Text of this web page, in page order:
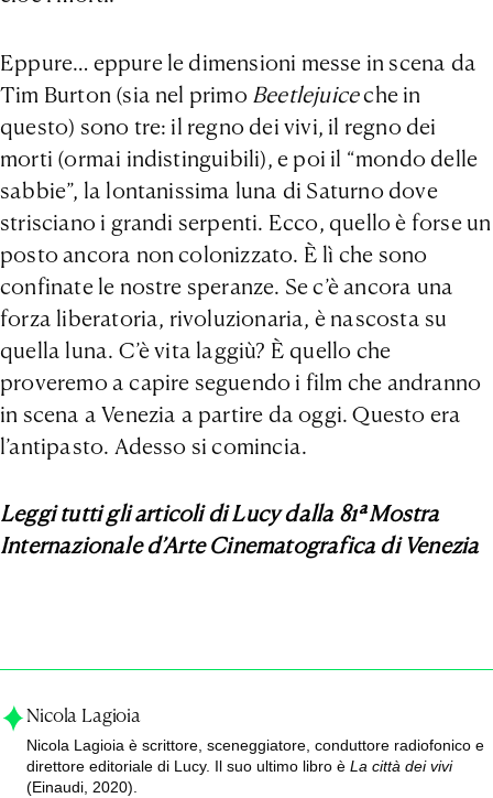
Eppure… eppure le dimensioni messe in scena da
Tim Burton (sia nel primo Beetlejuiceche in
questo) sono tre: il regno dei vivi, il regno dei
morti (ormai indistinguibili), e poi il “mondo delle
sabbie”, la lontanissima luna di Saturno dove
strisciano i grandi serpenti. Ecco, quello è forse un
posto ancora non colonizzato. È lì che sono
confinate le nostre speranze. Se c’è ancora una
forza liberatoria, rivoluzionaria, è nascosta su
quella luna. C’è vita laggiù? È quello che
proveremo a capire seguendo i film che andranno
in scena a Venezia a partire da oggi. Questo era
l’antipasto. Adesso si comincia.
Leggi tutti gli articoli di Lucy dalla 81ª Mostra
Internazionale d’Arte Cinematografica di Venezia
Nicola Lagioia
Nicola Lagioia è scrittore, sceneggiatore, conduttore radiofonico e
direttore editoriale di Lucy. Il suo ultimo libro èLa città dei vivi
(Einaudi, 2020).